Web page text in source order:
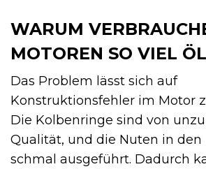
WARUM
MOTOREN SO VIEL ÖL
Das Problem lässt sich auf
Konstruktionsfehler im Motor
Die Kolbenringe sind von
Qualität, und die Nuten in den
schmal ausgeführt. Dadurch